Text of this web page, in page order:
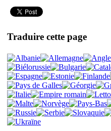
Traduire cette page